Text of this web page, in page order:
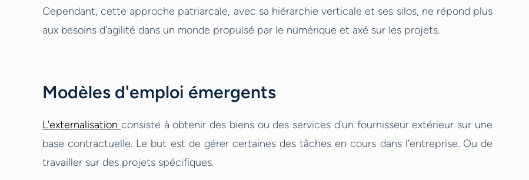
Cependant, cette approche patriarcale, avec sa hiérarchie verticale et ses silos, ne répond plus
aux besoins d'agilité dans un monde propulsé par le numérique et axé sur les projets.
Modèles d'emploi émergents
L'externalisation consiste à obtenir des biens ou des services d'un fournisseur extérieur sur une
base contractuelle. Le but est de gérer certaines des tâches en cours dans l’entreprise. Ou de
travailler sur des projets spécifiques.